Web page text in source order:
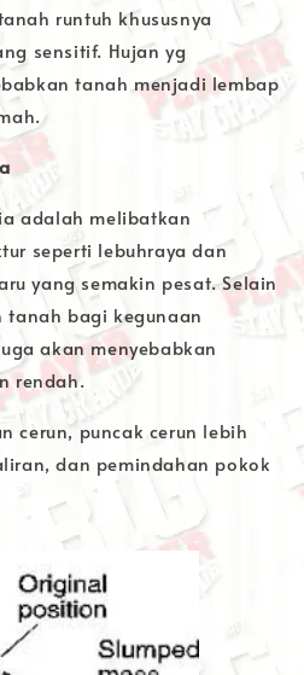
runtuh khususnya
sensitif. Hujan yg
tanah menjadi lembap
adalah melibatkan
seperti lebuhraya dan
yang semakin pesat. Selain
tanah bagi kegunaan
akan menyebabkan
rendah.
cerun, puncak cerun lebih
dan pemindahan pokok